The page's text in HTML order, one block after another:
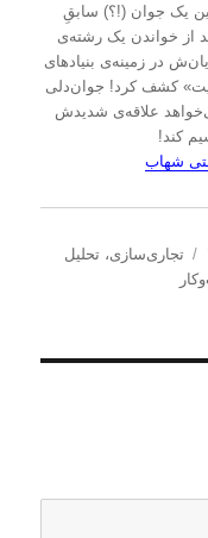
یک جوان (!؟) سابقِ
بعد از خواندن یک رشته‌ی
در زمینه‌ی بنیادهای
کشف کرد! جوان‌دلی
علاقه‌ی شدیدش
کند!
شهاب
د
س
تجاری‌سازی،تحلیل